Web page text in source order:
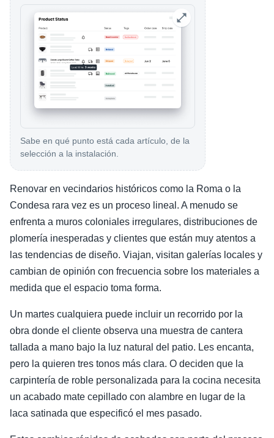
Sabe en qué punto está cada artículo, de la
selección a la instalación.
Renovar en vecindarios históricos como la Roma o la
Condesa rara vez es un proceso lineal. A menudo se
enfrenta a muros coloniales irregulares, distribuciones de
plomería inesperadas y clientes que están muy atentos a
las tendencias de diseño. Viajan, visitan galerías locales y
cambian de opinión con frecuencia sobre los materiales a
medida que el espacio toma forma.
Un martes cualquiera puede incluir un recorrido por la
obra donde el cliente observa una muestra de cantera
tallada a mano bajo la luz natural del patio. Les encanta,
pero la quieren tres tonos más clara. O deciden que la
carpintería de roble personalizada para la cocina necesita
un acabado mate cepillado con alambre en lugar de la
laca satinada que especificó el mes pasado.